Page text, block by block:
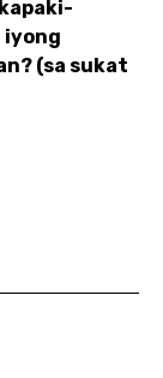
iyong
(sa sukat